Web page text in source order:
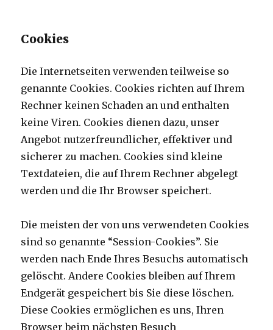
Cookies
Die Internetseiten verwenden teilweise so
genannte Cookies. Cookies richten auf Ihrem
Rechner keinen Schaden an und enthalten
keine Viren. Cookies dienen dazu, unser
Angebot nutzerfreundlicher, effektiver und
sicherer zu machen. Cookies sind kleine
Textdateien, die auf Ihrem Rechner abgelegt
werden und die Ihr Browser speichert.
Die meisten der von uns verwendeten Cookies
sind so genannte “Session-Cookies”. Sie
werden nach Ende Ihres Besuchs automatisch
gelöscht. Andere Cookies bleiben auf Ihrem
Endgerät gespeichert bis Sie diese löschen.
Diese Cookies ermöglichen es uns, Ihren
Browser beim nächsten Besuch